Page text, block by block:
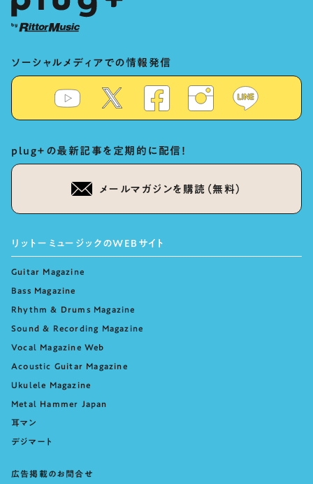
ソーシャルメディアでの情報発信
plug+の最新記事を定期的に配信！
メールマガジンを購読（無料）
リットーミュージックのWEBサイト
Guitar Magazine
Bass Magazine
Rhythm & Drums Magazine
Sound & Recording Magazine
Vocal Magazine Web
Acoustic Guitar Magazine
Ukulele Magazine
Metal Hammer Japan
耳マン
デジマート
広告掲載のお問合せ